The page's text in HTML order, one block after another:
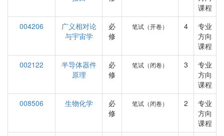
课程
004206
广义相对论
与宇宙学
必
修
笔试（开卷） 4
专业
方向
课程
002122
半导体器件
原理
必
修
笔试（闭卷） 3
专业
方向
课程
008506
生物化学
必
修
笔试（闭卷） 2
专业
方向
课程